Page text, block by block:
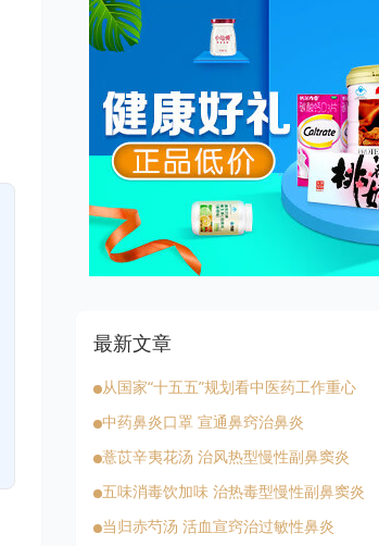
最新文章
从国家“十五五”规划看中医药工作重心
中药鼻炎口罩 宣通鼻窍治鼻炎
薏苡辛夷花汤 治风热型慢性副鼻窦炎
五味消毒饮加味 治热毒型慢性副鼻窦炎
当归赤芍汤 活血宣窍治过敏性鼻炎